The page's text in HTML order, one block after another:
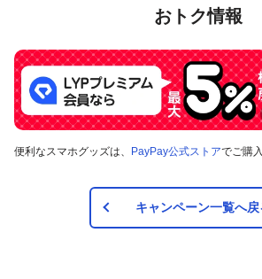
おトク情報
便利なスマホグッズは、 PayPay公式ストアでご購
キャンペーン一覧へ戻